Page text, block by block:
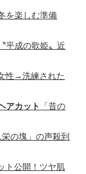
を楽しむ準備
平成の歌姫〟近
性→洗練された
アカット
「昔の
の塊」の声殺到
ト公開！ツヤ肌